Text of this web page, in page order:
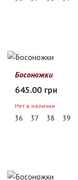
Босоножки
645.00 грн
Нет в наличии
36 37 38 39